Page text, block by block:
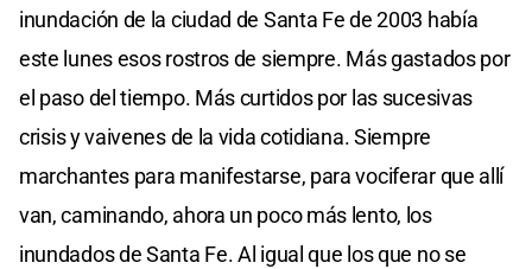
inundación de la ciudad de Santa Fe de 2003 había
este lunes esos rostros de siempre. Más gastados por
el paso del tiempo. Más curtidos por las sucesivas
crisis y vaivenes de la vida cotidiana. Siempre
marchantes para manifestarse, para vociferar que allí
van, caminando, ahora un poco más lento, los
inundados de Santa Fe. Al igual que los que no se